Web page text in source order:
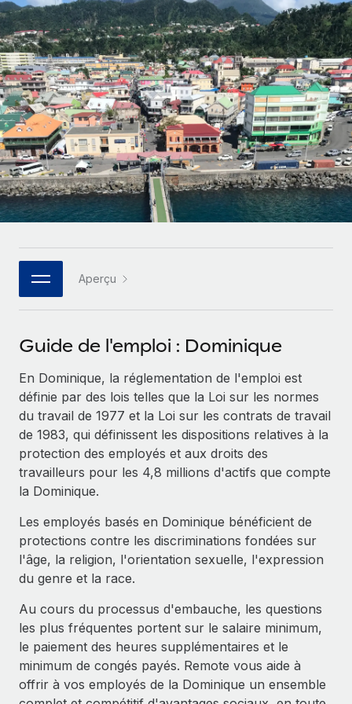
Gestion des freelances
Intégrez et gérez vos freelances partout dans le monde
PEO
Sous-traitez les opérations complexes liées à l’emploi
INFRASTRUCTURE
Intégration Remote
Intégrez vos RH aux flux de travail en toute simplicité
Plateforme
Des fonctions RH clés intégrées pour votre équipe
Connectez n'importe quel outil d’IA à Remote grâce à
notre MCP
Rationalisez vos processus avec des outils essentiels
SERVICES
Demandez aux experts
Recevez des conseils d’experts sur les RH à
l’international et la conformité
Contrôles d’antécédents
Simplifiez vos processus de présélection des
candidats
Remote Watchtower
Gardez un temps d’avance sur les risques en
matière de conformité
Gestion des appareils
Achetez et suivez vos équipements informatiques
dans le monde entier
Comparer Remote
Examinez notre service par rapport aux autres
CROISSANCE
Start-ups
Des solutions agiles et internationales pour les RH et la
paie des entreprises en pleine croissance
Entreprises intermédiaires
Développez vos équipes avec des solutions RH sur
mesure
Entreprise
Les RH à l’international pour les grandes entreprises
Partenaires stratégiques de la tech
Devenir partenaire
Explorez avec nous vos opportunités de partenariat
Remote Build
Bientôt disponible
Conseil en intégrations et automatisations assistées par
ÉTUDES DE CAS
Comment Weaviate, l'as de l'IA, a développé
ses effectifs de 120 % avec Remote
Weaviate en bref Weaviate crée des infrastructures open
source et AI-first. Sa mission est...
En savoir plus
pays
Calculateur de paiement des freelances
Découvrez les devises disponibles et les vitesses de
paiement pour vos freelances internationaux
APPRENDRE AVEC REMOTE
Recherche et guides
Études de cas
Checklists et modèles
Descriptions de postes
Salle de presse
Données sur les salaires et les talents
Centre de ressources
Obtenir de l’aide
Voir toutes les ressources
BLOG
EOR et PEO
Gestion des freelances
Taxes
Nederlands
Français
Deutsch
Español
Italiano
Português (Portugal)
日本語
한국어
Connexion
Aperçu
Guide de l'emploi : Dominique
En Dominique, la réglementation de l'emploi est
définie par des lois telles que la Loi sur les normes
du travail de 1977 et la Loi sur les contrats de travail
de 1983, qui définissent les dispositions relatives à la
protection des employés et aux droits des
travailleurs pour les 4,8 millions d'actifs que compte
la Dominique.
Les employés basés en Dominique bénéficient de
protections contre les discriminations fondées sur
l'âge, la religion, l'orientation sexuelle, l'expression
du genre et la race.
Au cours du processus d'embauche, les questions
les plus fréquentes portent sur le salaire minimum,
le paiement des heures supplémentaires et le
minimum de congés payés. Remote vous aide à
offrir à vos employés de la Dominique un ensemble